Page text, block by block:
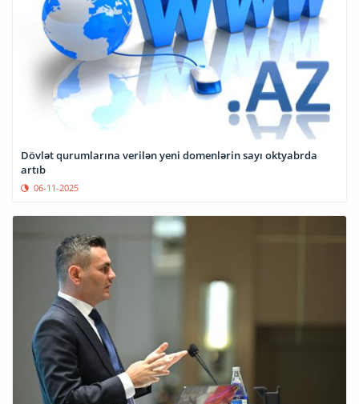
Dövlət qurumlarına verilən yeni domenlərin sayı oktyabrda
artıb
06-11-2025